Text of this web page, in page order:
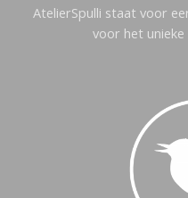
AtelierSpulli staat voor
voor het